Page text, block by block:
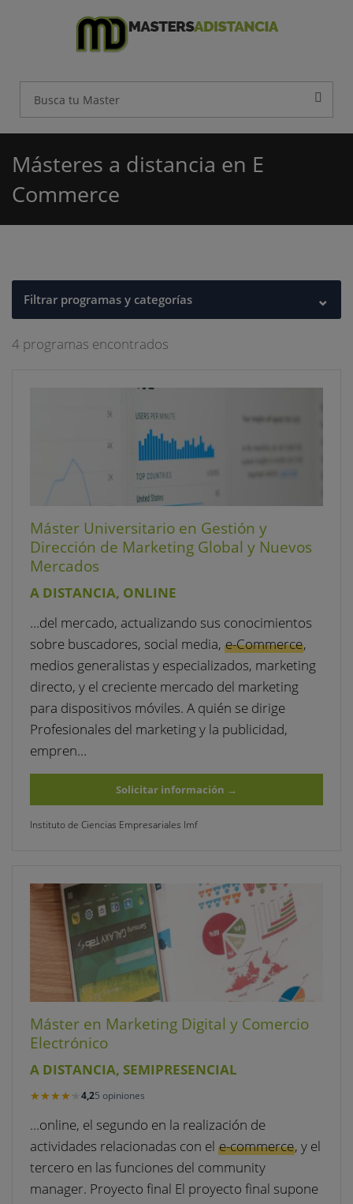
Másteres a distancia en E
Commerce
Filtrar programas y categorías ⌄
4 programas encontrados
Máster Universitario en Gestión y
Dirección de Marketing Global y Nuevos
Mercados
A DISTANCIA, ONLINE
…del mercado, actualizando sus conocimientos
sobre buscadores, social media, e-Commerce,
medios generalistas y especializados, marketing
directo, y el creciente mercado del marketing
para dispositivos móviles. A quién se dirige
Profesionales del marketing y la publicidad,
empren…
Solicitar información →
Instituto de Ciencias Empresariales Imf
Máster en Marketing Digital y Comercio
Electrónico
A DISTANCIA, SEMIPRESENCIAL
★★★★★
★★★★★ 4,25 opiniones
…online, el segundo en la realización de
actividades relacionadas con el e-commerce, y el
tercero en las funciones del community
manager. Proyecto final El proyecto final supone